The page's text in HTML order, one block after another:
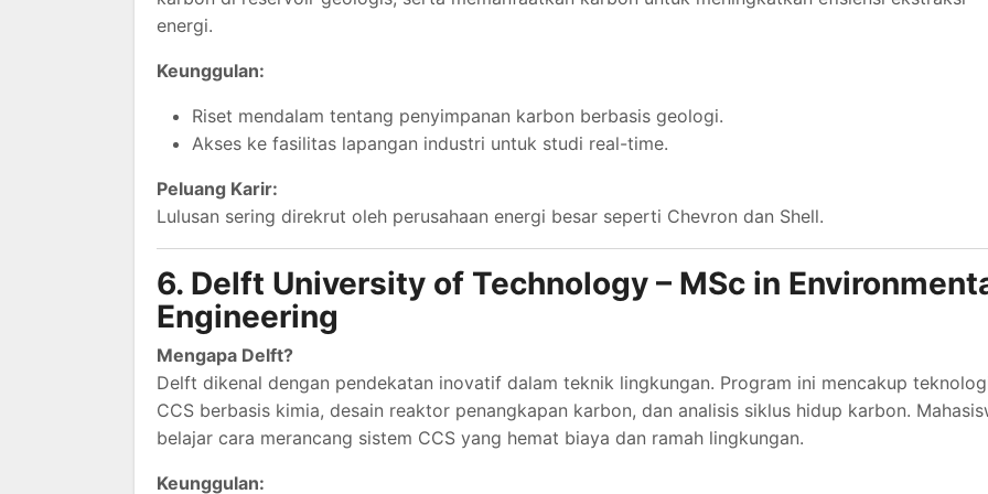
energi.
Keunggulan:
Riset mendalam tentang penyimpanan karbon berbasis geologi.
Akses ke fasilitas lapangan industri untuk studi real-time.
Peluang Karir:
Lulusan sering direkrut oleh perusahaan energi besar seperti Chevron dan Shell.
6. Delft University of Technology – MSc in
Engineering
Mengapa Delft?
Delft dikenal dengan pendekatan inovatif dalam teknik lingkungan. Program ini mencakup
CCS berbasis kimia, desain reaktor penangkapan karbon, dan analisis siklus hidup karbon.
belajar cara merancang sistem CCS yang hemat biaya dan ramah lingkungan.
Keunggulan: